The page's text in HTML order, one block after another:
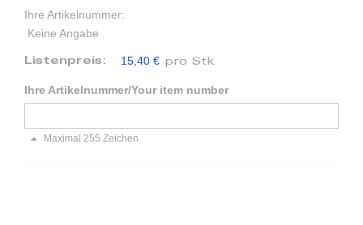
Ihre Artikelnummer:
Keine Angabe
Listenpreis: 15,40 € pro Stk
Ihre Artikelnummer/Your item number
Maximal 255 Zeichen